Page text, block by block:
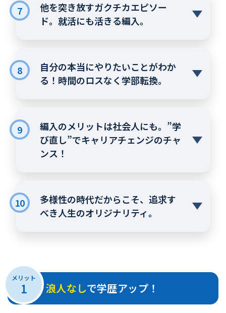
7
他を突き放すガクチカエピソー
ド。就活にも活きる編入。
8
自分の本当にやりたいことがわか
る！時間のロスなく学部転換。
9
編入のメリットは社会人にも。”学
び直し”でキャリアチェンジのチャ
ンス！
10
多様性の時代だからこそ、追求す
べき人生のオリジナリティ。
メリット
1 浪人なしで学歴アップ！